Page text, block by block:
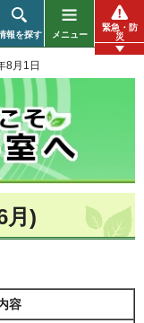
報を探す メニュー
緊急・防
災
8月1日
月)
容